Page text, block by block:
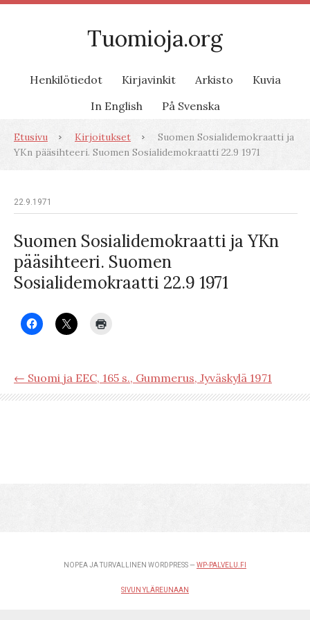
Tuomioja.org
Henkilötiedot Kirjavinkit Arkisto
Kuvia
In English
På Svenska
Etusivu Kirjoitukset
Suomen Sosialidemokraatti ja
YKn pääsihteeri. Suomen Sosialidemokraatti 22.9 1971
22.9.1971
Suomen Sosialidemokraatti ja YKn
pääsihteeri. Suomen
Sosialidemokraatti 22.9 1971
← Suomi ja EEC, 165 s., Gummerus, Jyväskylä 1971
NOPEA JA TURVALLINEN WORDPRESS — WP-PALVELU.FI
SIVUN YLÄREUNAAN